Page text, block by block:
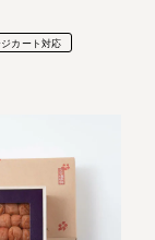
カート対応